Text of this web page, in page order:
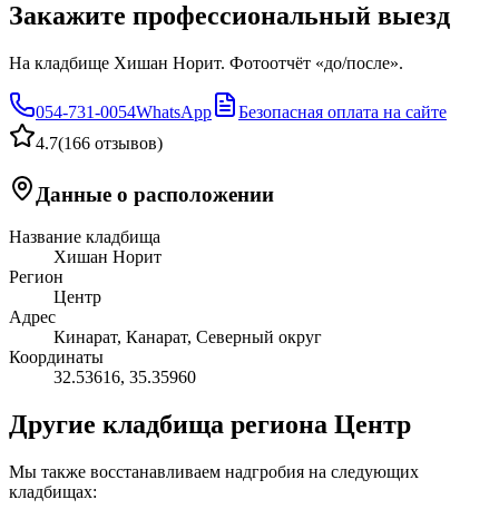
Закажите профессиональный выезд
На кладбище Хишан Норит. Фотоотчёт «до/после».
054-731-0054WhatsApp
Безопасная оплата на сайте
4.7(166 отзывов)
Данные о расположении
Название кладбища
Хишан Норит
Регион
Центр
Адрес
Кинарат, Канарат, Северный округ
Координаты
32.53616, 35.35960
Другие кладбища региона Центр
Мы также восстанавливаем надгробия на следующих
кладбищах: